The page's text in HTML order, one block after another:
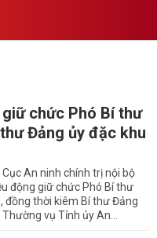
chức Phó Bí thư
Đảng ủy đặc khu
An ninh chính trị nội bộ
động giữ chức Phó Bí thư
đồng thời kiêm Bí thư Đảng
vụ Tỉnh ủy An...